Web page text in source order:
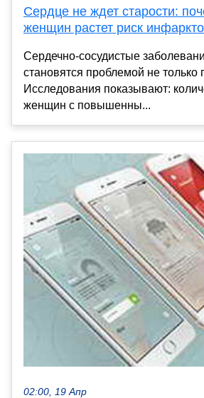
Сердце не ждет старости:
женщин растет риск
Сердечно-сосудистые
становятся проблемой не
Исследования показывают:
женщин с повышенны...
02:00, 19 Апр